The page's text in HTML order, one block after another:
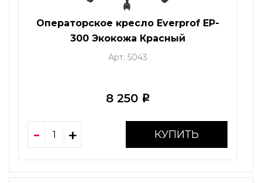
Операторское кресло Everprof EP-
300 Экокожа Красный
Арт. 5043
8 250 i
КУПИТЬ